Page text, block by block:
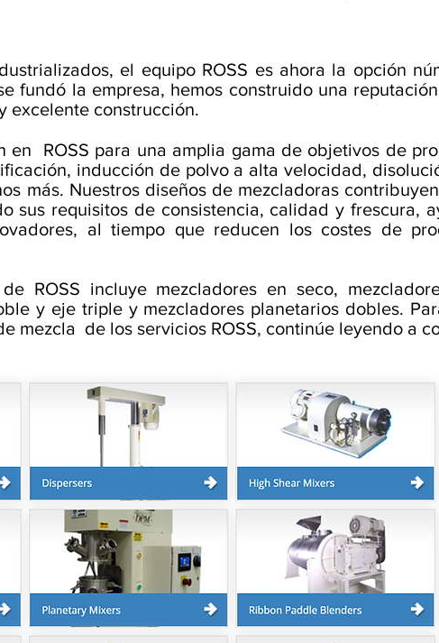
el equipo ROSS es ahora la opción
fundó la empresa, hemos construido una
excelente construcción.
en ROSS para una amplia gama de objetivos de
inducción de polvo a alta velocidad,
más. Nuestros diseños de mezcladoras
sus requisitos de consistencia, calidad y frescura,
al tiempo que reducen los costes de
ROSS incluye mezcladores en seco,
y eje triple y mezcladores planetarios dobles.
mezcla de los servicios ROSS, continúe leyendo a